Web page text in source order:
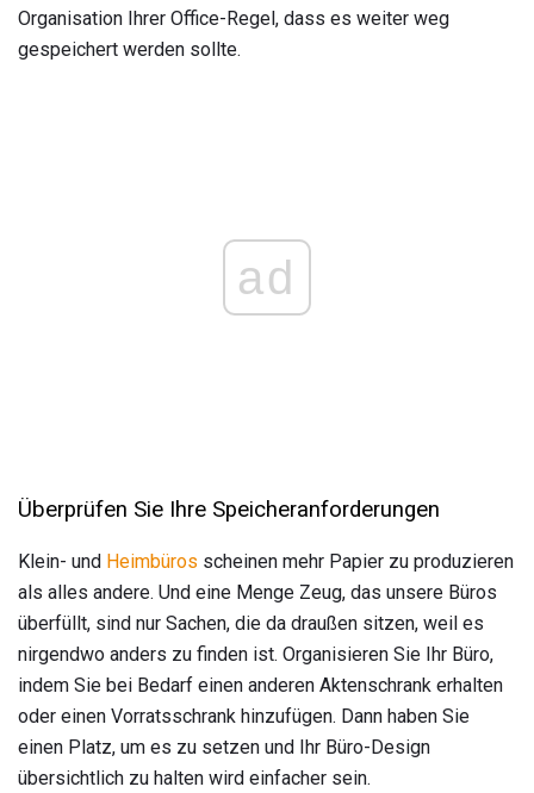
Organisation Ihrer Office-Regel, dass es weiter weg
gespeichert werden sollte.
ad
Überprüfen Sie Ihre Speicheranforderungen
Klein- und Heimbüros scheinen mehr Papier zu produzieren
als alles andere. Und eine Menge Zeug, das unsere Büros
überfüllt, sind nur Sachen, die da draußen sitzen, weil es
nirgendwo anders zu finden ist. Organisieren Sie Ihr Büro,
indem Sie bei Bedarf einen anderen Aktenschrank erhalten
oder einen Vorratsschrank hinzufügen. Dann haben Sie
einen Platz, um es zu setzen und Ihr Büro-Design
übersichtlich zu halten wird einfacher sein.